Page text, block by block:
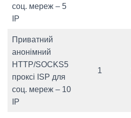
соц. мереж – 5
IP
Приватний
анонімний
HTTP/SOCKS5
проксі ISP для
соц. мереж – 10
IP
1